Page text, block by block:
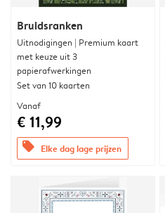
Bruidsranken
Uitnodigingen | Premium kaart
met keuze uit 3
papierafwerkingen
Set van 10 kaarten
Vanaf
€ 11,99
offers Elke dag lage prijzen